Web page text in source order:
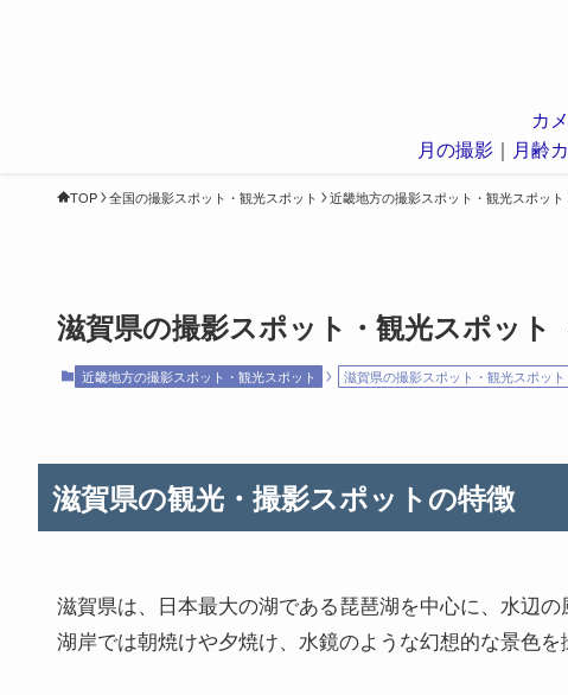
カ
月の撮影 ｜ 月齢
TOP 全国の撮影スポット・観光スポット 近畿地方の撮影スポット・観光スポット
滋賀県の撮影スポット・観光スポット
近畿地方の撮影スポット・観光スポット 滋賀県の撮影スポット・観光スポット
滋賀県の観光・撮影スポットの特徴
滋賀県は、日本最大の湖である琵琶湖を中心に、水辺
湖岸では朝焼けや夕焼け、水鏡のような幻想的な景色を